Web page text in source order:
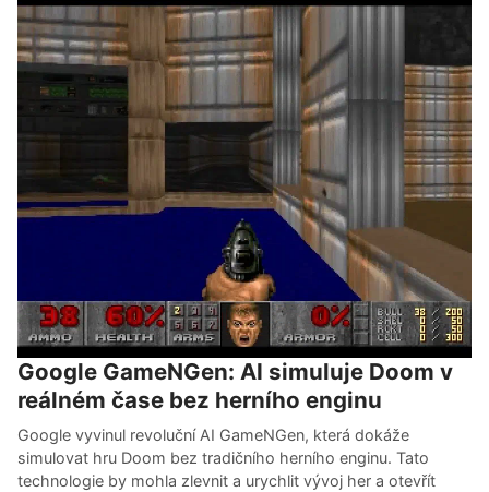
Google GameNGen: AI simuluje Doom v
reálném čase bez herního enginu
Google vyvinul revoluční AI GameNGen, která dokáže
simulovat hru Doom bez tradičního herního enginu. Tato
technologie by mohla zlevnit a urychlit vývoj her a otevřít